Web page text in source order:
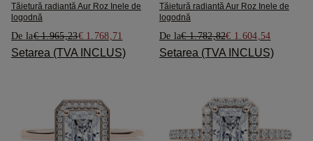
Tăietură radiantă Aur Roz Inele de
logodnă
De la€ 1.965,23€ 1.768,71
Setarea (TVA INCLUS)
Tăietură radiantă Aur Roz Inele de
logodnă
De la€ 1.782,82€ 1.604,54
Setarea (TVA INCLUS)